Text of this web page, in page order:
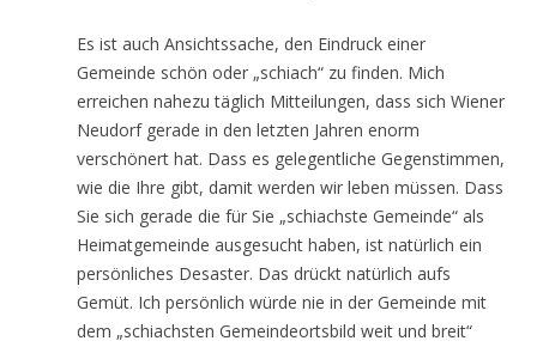
Es ist auch Ansichtssache, den Eindruck einer
Gemeinde schön oder „schiach“ zu finden. Mich
erreichen nahezu täglich Mitteilungen, dass sich Wiener
Neudorf gerade in den letzten Jahren enorm
verschönert hat. Dass es gelegentliche Gegenstimmen,
wie die Ihre gibt, damit werden wir leben müssen. Dass
Sie sich gerade die für Sie „schiachste Gemeinde“ als
Heimatgemeinde ausgesucht haben, ist natürlich ein
persönliches Desaster. Das drückt natürlich aufs
Gemüt. Ich persönlich würde nie in der Gemeinde mit
dem „schiachsten Gemeindeortsbild weit und breit“